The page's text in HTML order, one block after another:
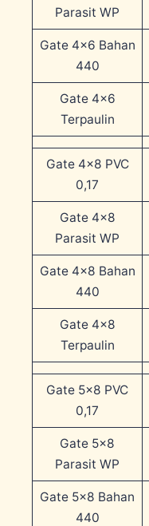
Parasit WP
Gate 4×6 Bahan
440
Gate 4×6
Terpaulin
Gate 4×8 PVC
0,17
Gate 4×8
Parasit WP
Gate 4×8 Bahan
440
Gate 4×8
Terpaulin
Gate 5×8 PVC
0,17
Gate 5×8
Parasit WP
Gate 5×8 Bahan
440